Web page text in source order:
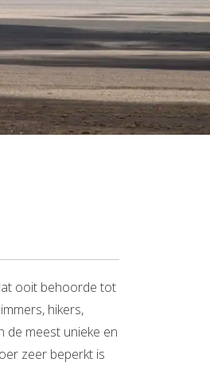
ooit behoorde tot
hikers,
de meest unieke en
zeer beperkt is